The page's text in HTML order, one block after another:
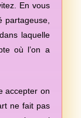
En vous
partageuse,
laquelle
où l’on a
accepter on
ne fait pas